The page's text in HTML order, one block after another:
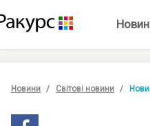
Новини Світові новини